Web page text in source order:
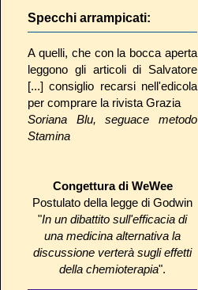
Specchi arrampicati:
A quelli, che con la bocca aperta
leggono gli articoli di Salvatore
[...] consiglio recarsi nell'edicola
per comprare la rivista Grazia
Soriana Blu, seguace metodo
Stamina
Congettura di WeWee
Postulato della legge di Godwin
"In un dibattito sull'efficacia di
una medicina alternativa la
discussione verterà sugli effetti
della chemioterapia".